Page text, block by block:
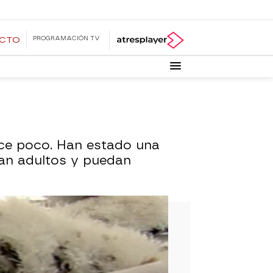
PROGRAMACIÓN TV
poco. Han estado una
adultos y puedan